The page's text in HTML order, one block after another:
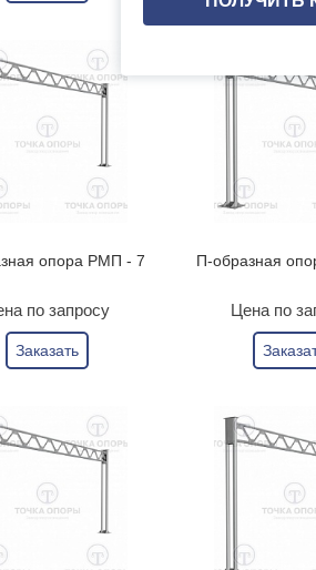
опора РМП - 7
по запросу
Заказать
П-образная
Цена по